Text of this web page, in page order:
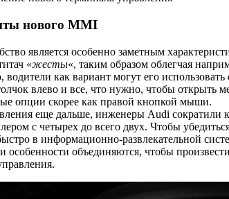
нового MMI
является особенно заметным
«жесты«, таким образом облегчая
водители как вариант могут его
влево и все, что нужно, чтобы открыть
опции скорее как правой кнопкой мыши.
еще дальше, инженеры Audi сократили
с четырех до всего двух. Чтобы
в информационно-развлекательной
особенности объединяются, чтобы